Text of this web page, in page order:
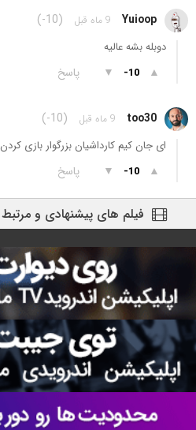
Yuioop 9 ماه قبل (-10)
دوبله بشه عالیه
▲
-10
▼ پاسخ
too30 9 ماه قبل (-10)
ای جان کیم کارداشیان بزرگوار بازی کردن
▲
-10
▼ پاسخ
فیلم های پیشنهادی و مرتبط